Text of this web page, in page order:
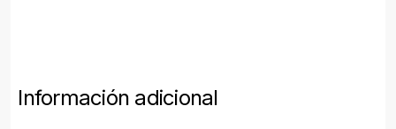
Información adicional